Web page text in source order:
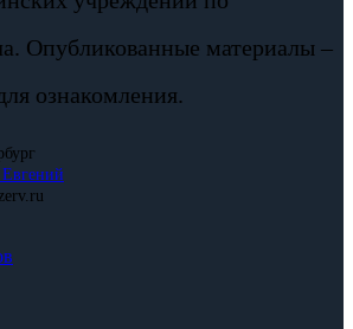
Опубликованные материалы –
ознакомления.
Евгений